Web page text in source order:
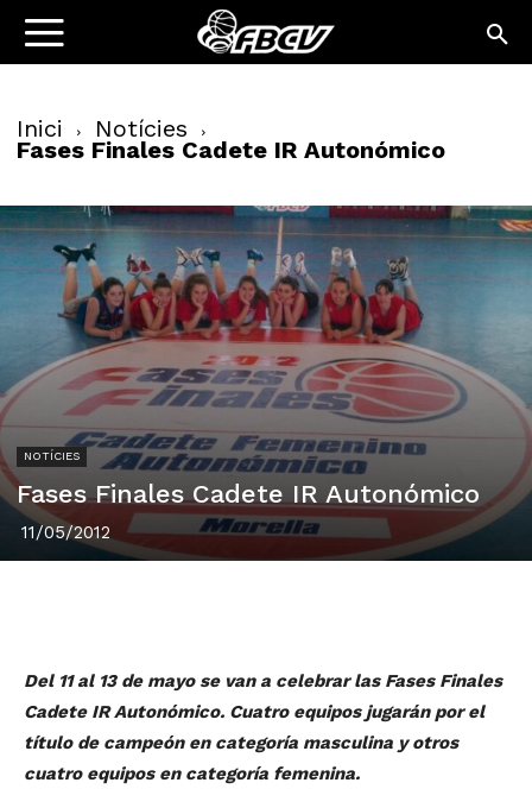
Inici Notícies
Fases Finales Cadete IR Autonómico
NOTÍCIES
Fases Finales Cadete IR Autonómico
11/05/2012
Del 11 al 13 de mayo se van a celebrar las Fases Finales
Cadete IR Autonómico. Cuatro equipos jugarán por el
título de campeón en categoría masculina y otros
cuatro equipos en categoría femenina.